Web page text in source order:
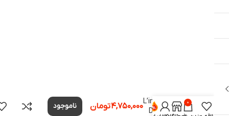
L’intense
De Blue ۴,۷۵۰,۰۰۰تومان ناموجود 0